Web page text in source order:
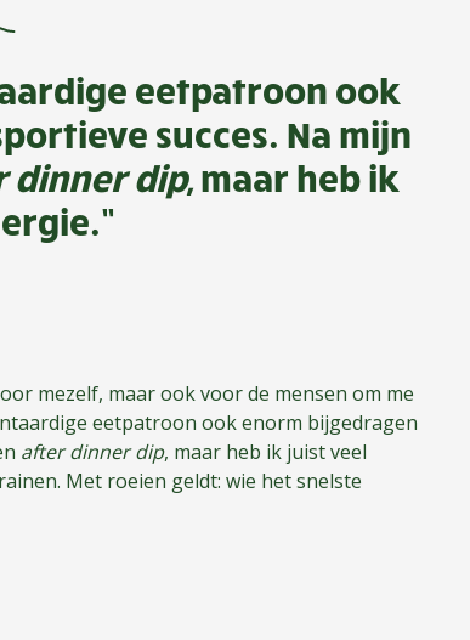
eetpatroon ook
succes. Na mijn
dinner dip, maar heb ik
mezelf, maar ook voor de mensen om me
eetpatroon ook enorm bijgedragen
after dinner dip, maar heb ik juist veel
Met roeien geldt: wie het snelste